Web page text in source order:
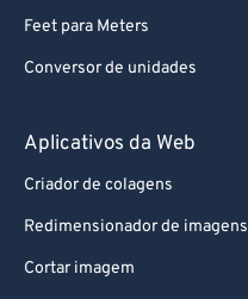
Feet para Meters
Conversor de unidades
Aplicativos da Web
Criador de colagens
Redimensionador de imagens
Cortar imagem